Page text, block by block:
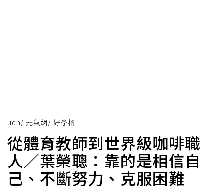
udn/ 元氣網/ 好學橘
從體育教師到世界級咖啡職
人／葉榮聰：靠的是相信自
己、不斷努力、克服困難